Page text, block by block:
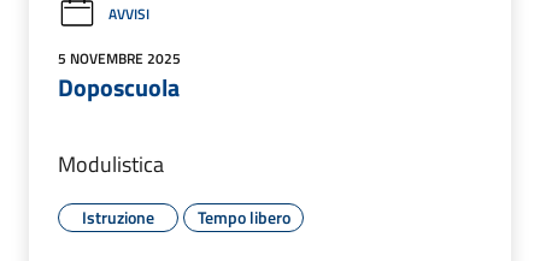
AVVISI
5 NOVEMBRE 2025
Doposcuola
Modulistica
Istruzione Tempo libero